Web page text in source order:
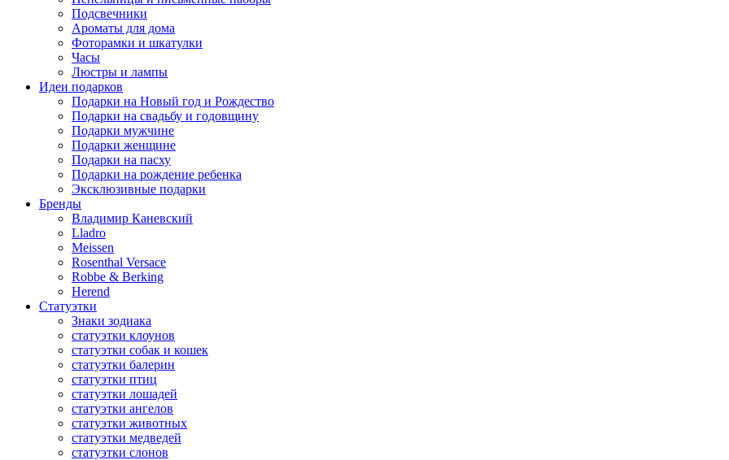
Подсвечники
Ароматы для дома
Фоторамки и шкатулки
Часы
Люстры и лампы
Идеи подарков
Подарки на Новый год и Рождество
Подарки на свадьбу и годовщину
Подарки мужчине
Подарки женщине
Подарки на пасху
Подарки на рождение ребенка
Эксклюзивные подарки
Бренды
Владимир Каневский
Lladro
Meissen
Rosenthal Versace
Robbe & Berking
Herend
Статуэтки
Знаки зодиака
статуэтки клоунов
статуэтки собак и кошек
статуэтки балерин
статуэтки птиц
статуэтки лошадей
статуэтки ангелов
статуэтки животных
статуэтки медведей
статуэтки слонов